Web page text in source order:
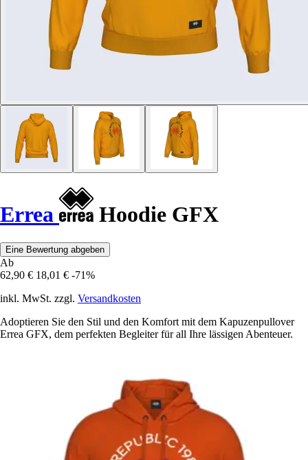
Errea Hoodie GFX
Eine Bewertung abgeben
Ab
62,90 € 18,01 € -71%
inkl. MwSt. zzgl. Versandkosten
Adoptieren Sie den Stil und den Komfort mit dem Kapuzenpullover
Errea GFX, dem perfekten Begleiter für all Ihre lässigen Abenteuer.